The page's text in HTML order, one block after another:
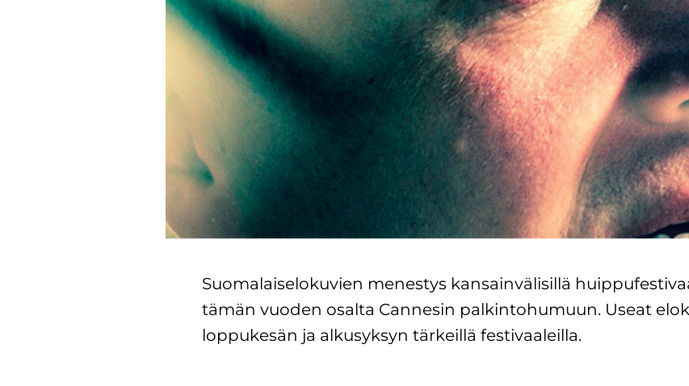
Suomalaiselokuvien menestys kansainvälisillä
tämän vuoden osalta Cannesin palkintohumuun. Useat
loppukesän ja alkusyksyn tärkeillä festivaaleilla.